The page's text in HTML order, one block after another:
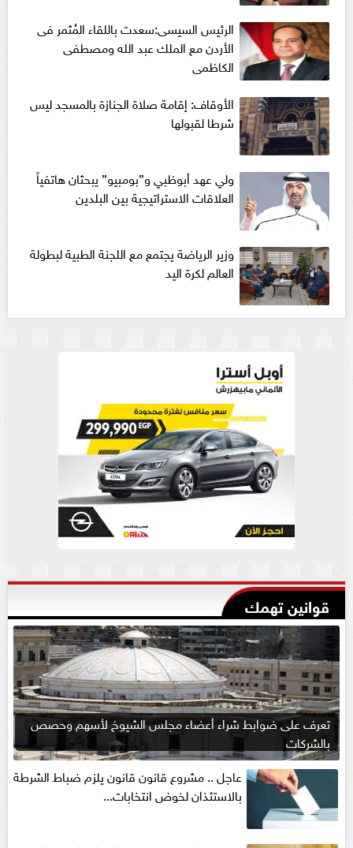
الرئيس السيسى:سعدت باللقاء المُثمر فى
الأردن مع الملك عبد الله ومصطفى
الكاظمى
الأوقاف: إقامة صلاة الجنازة بالمسجد ليس
شرطا لقبولها
ولي عهد أبوظبي و”بومبيو” يبحثان هاتفياً
العلاقات الاستراتيجية بين البلدين
وزير الرياضة يجتمع مع اللجنة الطبية لبطولة
العالم لكرة اليد
قوانين تهمك
تعرف على ضوابط شراء أعضاء مجلس الشيوخ لأسهم وحصص
بالشركات
عاجل .. مشروع قانون قانون يلزم ضباط الشرطة
بالاستئذان لخوض انتخابات...